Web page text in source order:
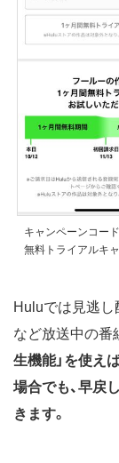
キャンペーンコー
無料トライアルキ
Huluでは見逃し
など放送中の番
生機能」を使え
場合でも、早戻
きます。